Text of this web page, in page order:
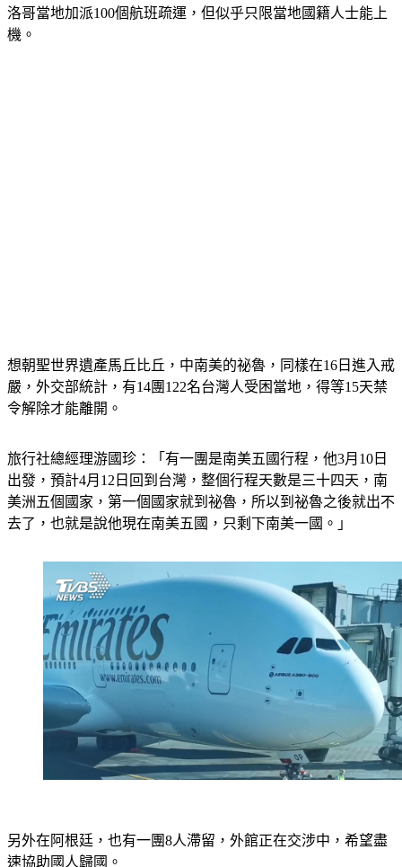
機。
嚴，外交部統計，有14團122名台灣人受困當地，得等15天禁
令解除才能離開。
出發，預計4月12日回到台灣，整個行程天數是三十四天，南
美洲五個國家，第一個國家就到祕魯，所以到祕魯之後就出不
去了，也就是說他現在南美五國，只剩下南美一國。」
速協助國人歸國。